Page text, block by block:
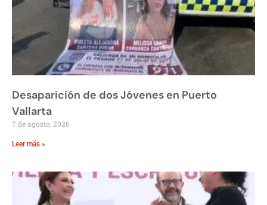
Desaparición de dos Jóvenes en Puerto
Vallarta
7 de agosto, 2026
Leer más »